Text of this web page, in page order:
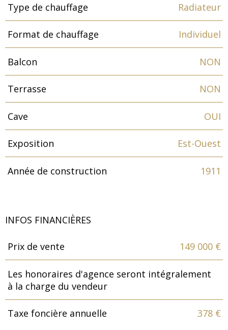
Type de chauffage Radiateur
Format de chauffage Individuel
Balcon NON
Terrasse NON
Cave OUI
Exposition Est-Ouest
Année de construction 1911
INFOS FINANCIÈRES
Caractéristiques
Prix de vente 149 000 €
Les honoraires d'agence seront intégralement
à la charge du vendeur
Taxe foncière annuelle 378 €